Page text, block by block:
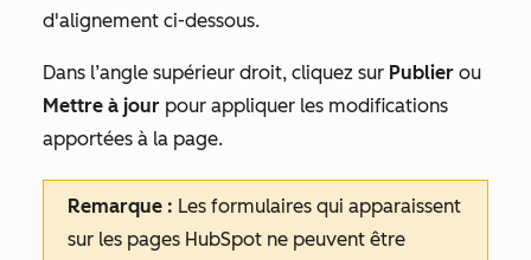
d'alignement ci-dessous.
Dans l’angle supérieur droit, cliquez sur Publier ou
Mettre à jour pour appliquer les modifications
apportées à la page.
Remarque : Les formulaires qui apparaissent
sur les pages HubSpot ne peuvent être